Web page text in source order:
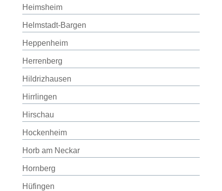
Heimsheim
Helmstadt-Bargen
Heppenheim
Herrenberg
Hildrizhausen
Hirrlingen
Hirschau
Hockenheim
Horb am Neckar
Hornberg
Hüfingen